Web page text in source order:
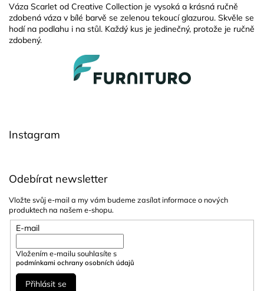
Váza Scarlet od Creative Collection je vysoká a krásná ručně
zdobená váza v bílé barvě se zelenou tekoucí glazurou. Skvěle se
hodí na podlahu i na stůl. Každý kus je jedinečný, protože je ručně
zdobený.
Instagram
Odebírat newsletter
Vložte svůj e-mail a my vám budeme zasílat informace o nových
produktech na našem e-shopu.
E-mail
Vložením e-mailu souhlasíte s
podmínkami ochrany osobních údajů
Přihlásit se